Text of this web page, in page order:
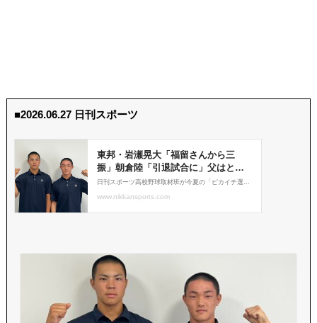
■2026.06.27 日刊スポーツ